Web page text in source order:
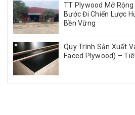
TT Plywood Mở
Bước Đi Chiến Lược
Bền Vững
Quy Trình Sản Xuất
Faced Plywood) –